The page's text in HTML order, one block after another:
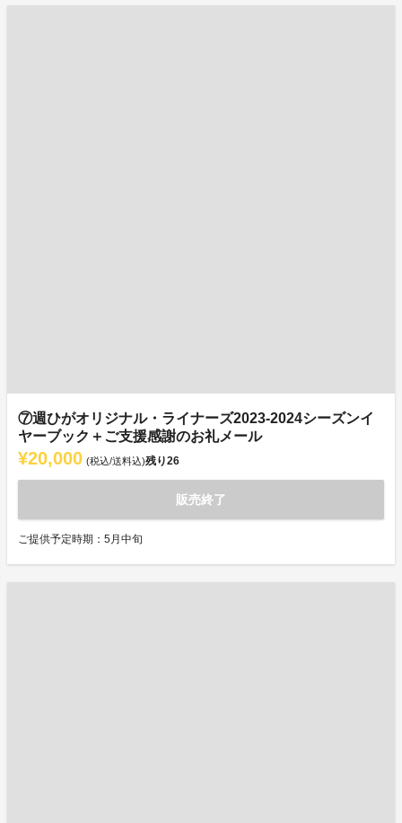
⑦週ひがオリジナル・ライナーズ2023-2024シーズンイ
ヤーブック＋ご支援感謝のお礼メール
¥20,000 (税込/送料込)残り26
販売終了
ご提供予定時期：5月中旬